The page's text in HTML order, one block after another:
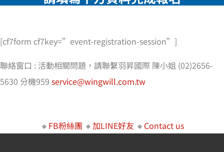
[cf7form cf7key=”event-registration-session”]
聯絡窗口 : 活動相關問題，請聯繫羽昇國際 陳小姐 (02)2656-
5630 分機959 service@wingwill.com.tw
🔸 FB粉絲團 🔸加LINE好友 🔸 Contact us